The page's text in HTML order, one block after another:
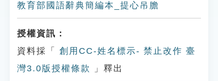
教育部國語辭典簡編本_提心吊膽
授權資訊：
資料採「
創用CC-姓名標示- 禁止改作 臺
灣3.0版授權條款
」釋出